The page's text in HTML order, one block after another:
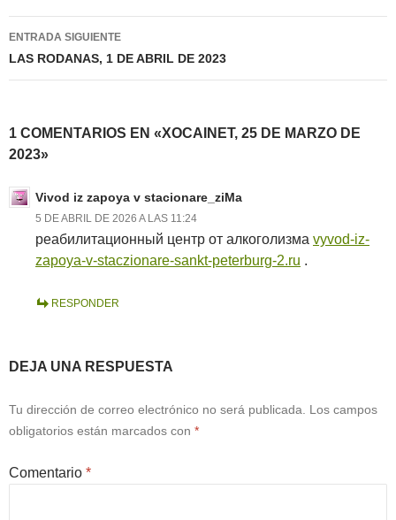
entradas
ENTRADA SIGUIENTE
LAS RODANAS, 1 DE ABRIL DE 2023
1 COMENTARIOS EN «XOCAINET, 25 DE MARZO DE
2023»
Vivod iz zapoya v stacionare_ziMa
5 DE ABRIL DE 2026 A LAS 11:24
реабилитационный центр от алкоголизма vyvod-iz-
zapoya-v-staczionare-sankt-peterburg-2.ru .
RESPONDER
DEJA UNA RESPUESTA
Tu dirección de correo electrónico no será publicada.
Los campos
obligatorios están marcados con *
Comentario *